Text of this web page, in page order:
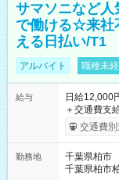
サマソニなど
で働ける☆来社
える日払い/T1
アルバイト 職種未
給与
日給12,000
＋交通費支給 ★交通費一部支給 ┗1日500円を超えた分は全
給！ ※往復500
（規定あ
なし
交通費別
勤務地
千葉県柏市
千葉県柏市